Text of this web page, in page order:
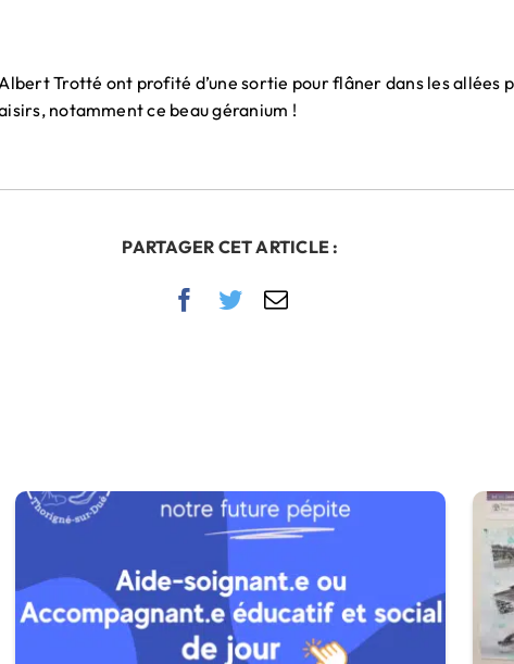
Trotté ont profité d’une sortie pour flâner dans les allées
notamment ce beau géranium !
PARTAGER CET ARTICLE :